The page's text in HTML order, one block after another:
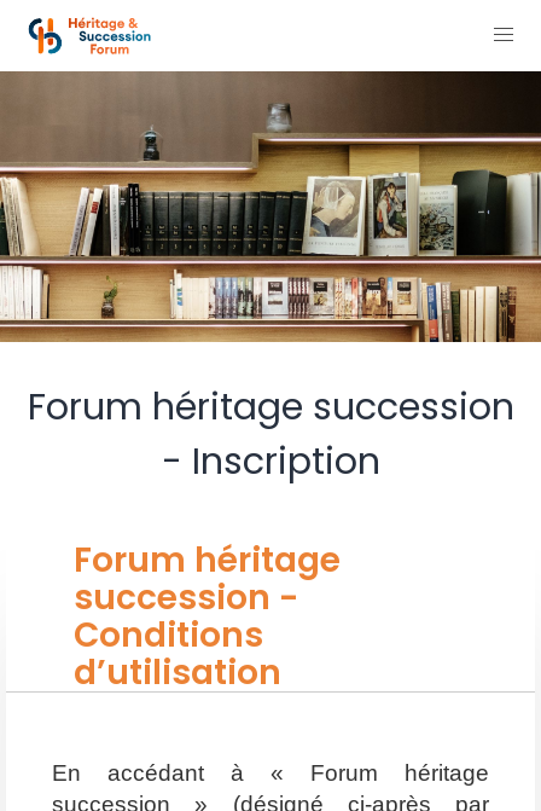
Forum héritage succession
- Inscription
Forum héritage
succession -
Conditions
d’utilisation
En accédant à « Forum héritage
succession » (désigné ci-après par